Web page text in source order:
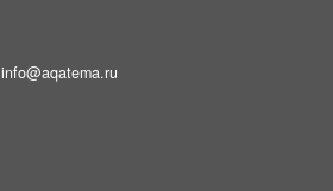
info@aqatema.ru